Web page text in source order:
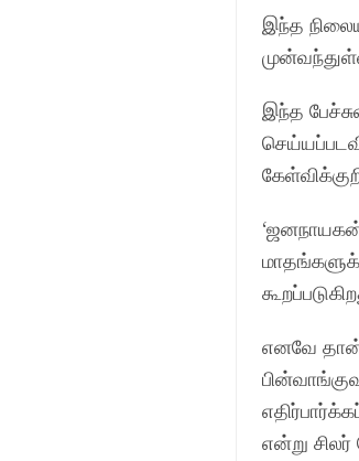
இந்த
இந்த
எனவே
என்று சிலர்